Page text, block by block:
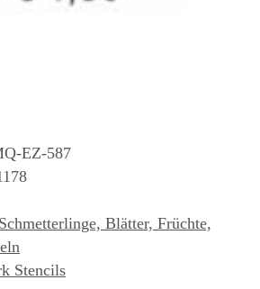
EZ-587
Blätter, Früchte,
Stencils